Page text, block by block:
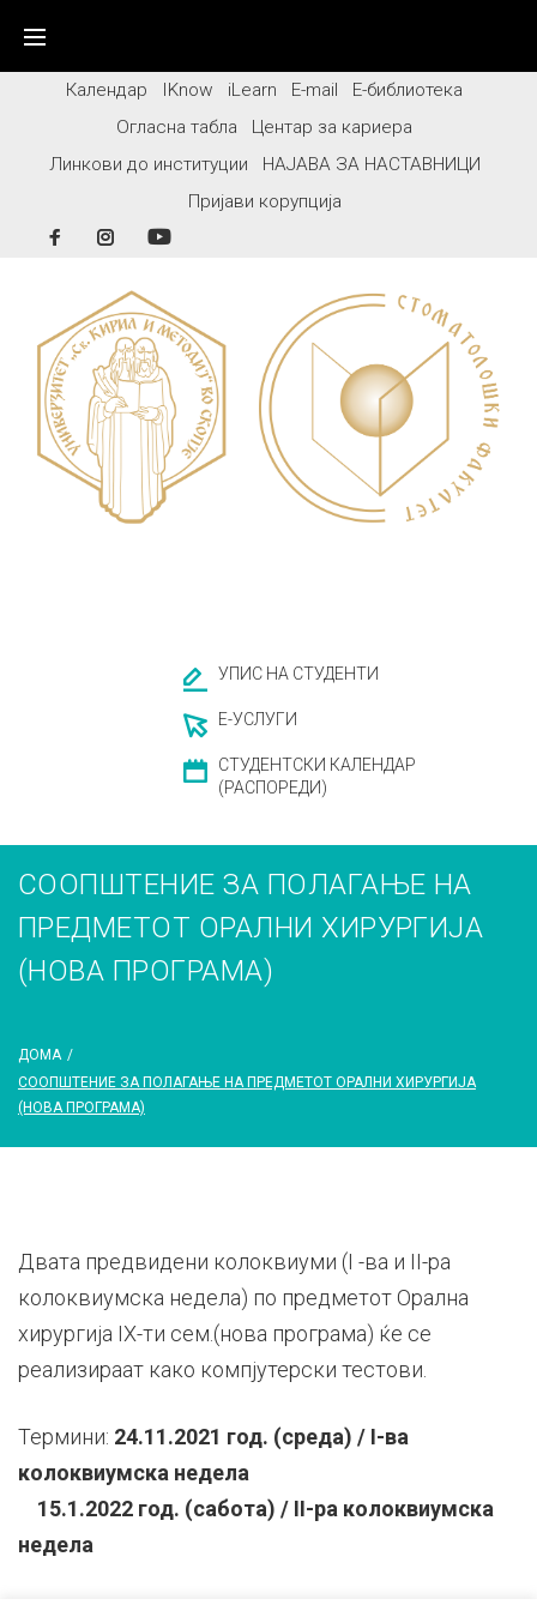
contentКалендар IKnow iLearn E-mail
Е-библиотека
Огласна табла
Центар за кариера
Линкови до институции
НАЈАВА ЗА НАСТАВНИЦИ
Пријави корупција
FacebookInstagram
УПИС НА СТУДЕНТИ
Е-УСЛУГИ
СТУДЕНТСКИ КАЛЕНДАР
(РАСПОРЕДИ)
СООПШТЕНИЕ ЗА ПОЛАГАЊЕ НА
ПРЕДМЕТОТ ОРАЛНИ ХИРУРГИЈА
(НОВА ПРОГРАМА)
ДОМА /
СООПШТЕНИЕ ЗА ПОЛАГАЊЕ НА ПРЕДМЕТОТ ОРАЛНИ ХИРУРГИЈА
(НОВА ПРОГРАМА)
Двата предвидени колоквиуми (I -ва и II-ра
колоквиумска недела) по предметот Орална
хирургија IX-ти сем.(нова програма) ќе се
реализираат како компјутерски тестови.
Термини: 24.11.2021 год. (среда) / I-ва
колоквиумска недела
15.1.2022 год. (сабота) / II-ра колоквиумска
недела